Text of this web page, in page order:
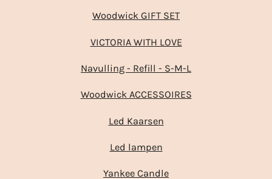
Woodwick GIFT SET
VICTORIA WITH LOVE
Navulling - Refill - S-M-L
Woodwick ACCESSOIRES
Led Kaarsen
Led lampen
Yankee Candle